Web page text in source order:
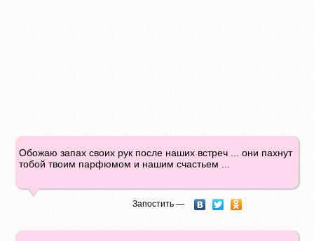
Обожаю запах своих рук после наших встреч ... они пахнут
тобой твоим парфюмом и нашим счастьем ...
Запостить —